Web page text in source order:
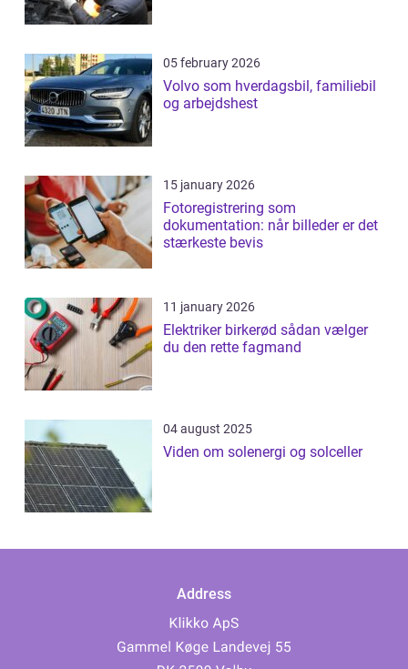
05 february 2026
Volvo som hverdagsbil, familiebil
og arbejdshest
15 january 2026
Fotoregistrering som
dokumentation: når billeder er det
stærkeste bevis
11 january 2026
Elektriker birkerød sådan vælger
du den rette fagmand
04 august 2025
Viden om solenergi og solceller
Address